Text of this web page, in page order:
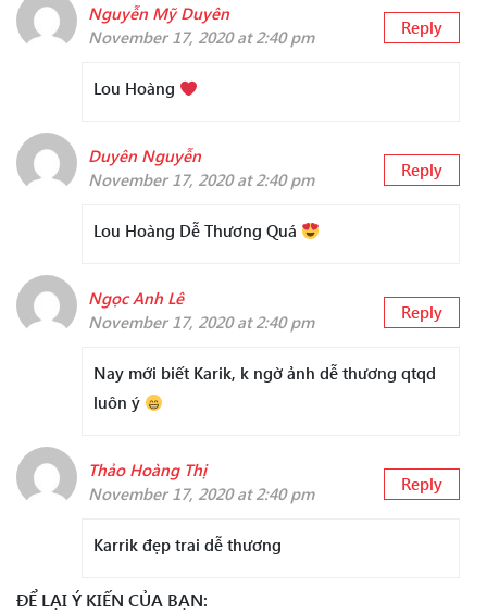
Nguyễn Mỹ Duyên
November 17, 2020 at 2:40 pm
Reply
Lou Hoàng
Duyên Nguyễn
November 17, 2020 at 2:40 pm
Reply
Lou Hoàng Dễ Thương Quá
Ngọc Anh Lê
November 17, 2020 at 2:40 pm
Reply
Nay mới biết Karik, k ngờ ảnh dễ thương qtqd
luôn ý
Thảo Hoàng Thị
November 17, 2020 at 2:40 pm
Reply
Karrik đẹp trai dễ thương
ĐỂ LẠI Ý KIẾN CỦA BẠN: